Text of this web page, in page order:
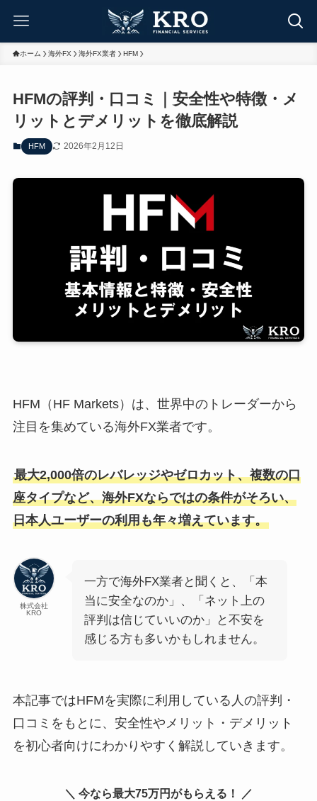
ホーム 海外FX 海外FX業者 HFM
HFMの評判・口コミ｜安全性や特徴・メ
リットとデメリットを徹底解説
HFM 2026年2月12日
HFM（HF Markets）は、世界中のトレーダーから
注目を集めている海外FX業者です。
最大2,000倍のレバレッジやゼロカット、複数の口
座タイプなど、海外FXならではの条件がそろい、
日本人ユーザーの利用も年々増えています。
株式会社
KRO
一方で海外FX業者と聞くと、「本
当に安全なのか」、「ネット上の
評判は信じていいのか」と不安を
感じる方も多いかもしれません。
本記事ではHFMを実際に利用している人の評判・
口コミをもとに、安全性やメリット・デメリット
を初心者向けにわかりやすく解説していきます。
＼ 今なら最大75万円がもらえる！ ／